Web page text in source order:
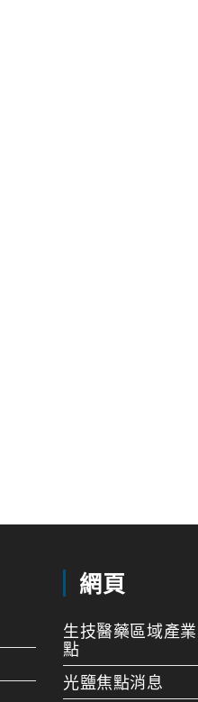
網頁
生技醫藥區域產
點
光鹽焦點消息